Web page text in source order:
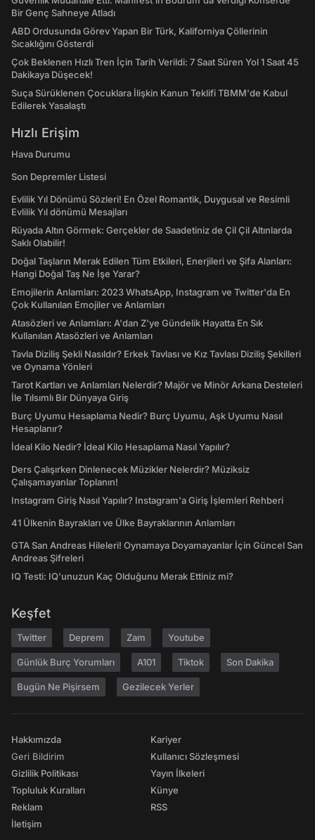
Bir Genç Sahneye Atladı
ABD Ordusunda Görev Yapan Bir Türk, Kaliforniya Çöllerinin
Sıcaklığını Gösterdi
Çok Beklenen Hızlı Tren İçin Tarih Verildi: 7 Saat Süren Yol 1 Saat 45
Dakikaya Düşecek!
Suça Sürüklenen Çocuklara İlişkin Kanun Teklifi TBMM'de Kabul
Edilerek Yasalaştı
Hızlı Erişim
Hava Durumu
Son Depremler Listesi
Evlilik Yıl Dönümü Sözleri! En Özel Romantik, Duygusal ve Resimli
Evlilik Yıl dönümü Mesajları
Rüyada Altın Görmek: Gerçekler de Saadetiniz de Çil Çil Altınlarda
Saklı Olabilir!
Doğal Taşların Merak Edilen Tüm Etkileri, Enerjileri ve Şifa Alanları:
Hangi Doğal Taş Ne İşe Yarar?
Emojilerin Anlamları: 2023 WhatsApp, Instagram ve Twitter'da En
Çok Kullanılan Emojiler ve Anlamları
Atasözleri ve Anlamları: A'dan Z'ye Gündelik Hayatta En Sık
Kullanılan Atasözleri ve Anlamları
Tavla Diziliş Şekli Nasıldır? Erkek Tavlası ve Kız Tavlası Diziliş Şekilleri
ve Oynama Yönleri
Tarot Kartları ve Anlamları Nelerdir? Majör ve Minör Arkana Desteleri
İle Tılsımlı Bir Dünyaya Giriş
Burç Uyumu Hesaplama Nedir? Burç Uyumu, Aşk Uyumu Nasıl
Hesaplanır?
İdeal Kilo Nedir? İdeal Kilo Hesaplama Nasıl Yapılır?
Ders Çalışırken Dinlenecek Müzikler Nelerdir? Müziksiz
Çalışamayanlar Toplanın!
Instagram Giriş Nasıl Yapılır? Instagram'a Giriş İşlemleri Rehberi
41 Ülkenin Bayrakları ve Ülke Bayraklarının Anlamları
GTA San Andreas Hileleri! Oynamaya Doyamayanlar İçin Güncel San
Andreas Şifreleri
IQ Testi: IQ'unuzun Kaç Olduğunu Merak Ettiniz mi?
Keşfet
Twitter Deprem Zam Youtube
Günlük Burç Yorumları A101 Tiktok Son Dakika
Bugün Ne Pişirsem Gezilecek Yerler
Hakkımızda
Geri Bildirim
Gizlilik Politikası
Topluluk Kuralları
Reklam
İletişim
Kariyer
Kullanıcı Sözleşmesi
Yayın İlkeleri
Künye
RSS